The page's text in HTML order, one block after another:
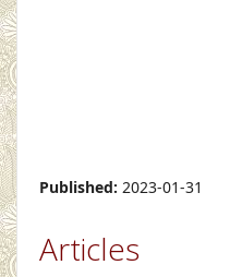
Published: 2023-01-31
Articles